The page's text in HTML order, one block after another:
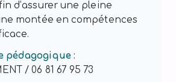
d’assurer une pleine
montée en compétences
pédagogique :
/ 06 81 67 95 73